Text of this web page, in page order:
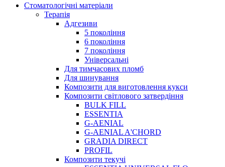
Стоматологічні матеріали
Терапія
Адгезиви
5 покоління
6 покоління
7 покоління
Універсальні
Для тимчасових пломб
Для шинування
Композити для виготовлення кукси
Композити світлового затвердіння
BULK FILL
ESSENTIA
G-AENIAL
G-AENIAL A'CHORD
GRADIA DIRECT
PROFIL
Композити текучі